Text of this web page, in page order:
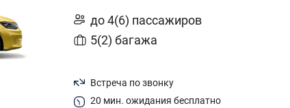
до 4(6) пассажиров
5(2) багажа
Встреча по звонку
20 мин. ожидания бесплатно